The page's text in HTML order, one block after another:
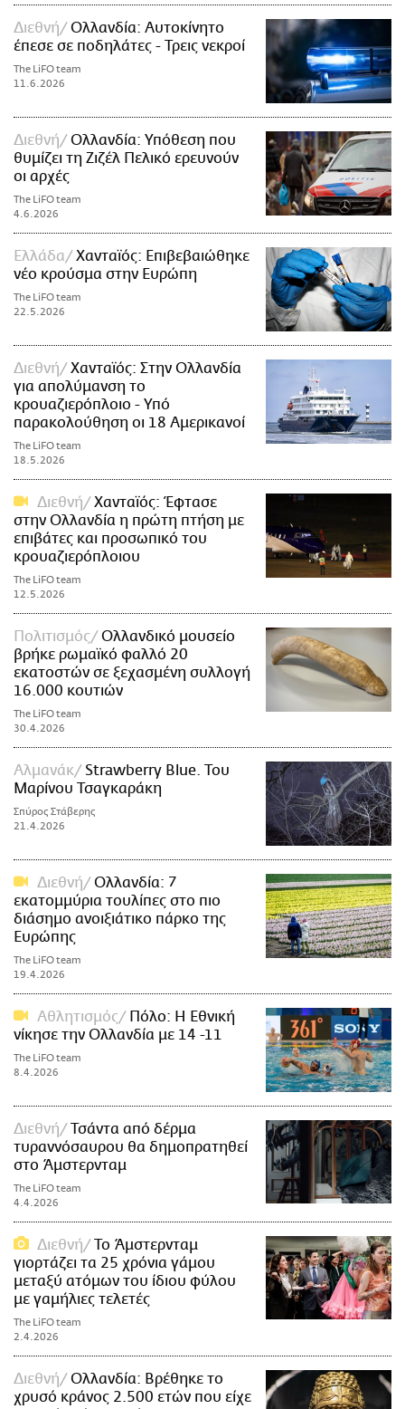
Διεθνή
Ολλανδία: Αυτοκίνητο
έπεσε σε ποδηλάτες - Τρεις νεκροί
The LiFO team
11.6.2026
Διεθνή
Ολλανδία: Υπόθεση που
θυμίζει τη Ζιζέλ Πελικό ερευνούν
οι αρχές
The LiFO team
4.6.2026
Ελλάδα
Χανταϊός: Επιβεβαιώθηκε
νέο κρούσμα στην Ευρώπη
The LiFO team
22.5.2026
Διεθνή
Χανταϊός: Στην Ολλανδία
για απολύμανση το
κρουαζιερόπλοιο - Υπό
παρακολούθηση οι 18 Αμερικανοί
The LiFO team
18.5.2026
Διεθνή
Χανταϊός: Έφτασε
στην Ολλανδία η πρώτη πτήση με
επιβάτες και προσωπικό του
κρουαζιερόπλοιου
The LiFO team
12.5.2026
Πολιτισμός
Ολλανδικό μουσείο
βρήκε ρωμαϊκό φαλλό 20
εκατοστών σε ξεχασμένη συλλογή
16.000 κουτιών
The LiFO team
30.4.2026
Αλμανάκ
Strawberry Blue. Του
Μαρίνου Τσαγκαράκη
Σπύρος Στάβερης
21.4.2026
Διεθνή
Ολλανδία: 7
εκατομμύρια τουλίπες στο πιο
διάσημο ανοιξιάτικο πάρκο της
Ευρώπης
The LiFO team
19.4.2026
Αθλητισμός
Πόλο: Η Εθνική
νίκησε την Ολλανδία με 14 -11
The LiFO team
8.4.2026
Διεθνή
Τσάντα από δέρμα
τυραννόσαυρου θα δημοπρατηθεί
στο Άμστερνταμ
The LiFO team
4.4.2026
Διεθνή
Το Άμστερνταμ
γιορτάζει τα 25 χρόνια γάμου
μεταξύ ατόμων του ίδιου φύλου
με γαμήλιες τελετές
The LiFO team
2.4.2026
Διεθνή
Ολλανδία: Βρέθηκε το
χρυσό κράνος 2.500 ετών που είχε